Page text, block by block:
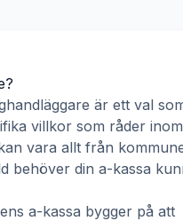
?
är ett val
villkor som råder
vara allt från
behöver din a-kassa
a-kassa bygger på att